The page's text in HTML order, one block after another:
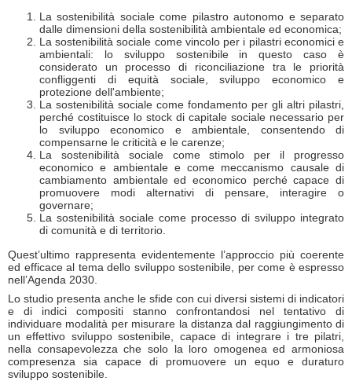
La sostenibilità sociale come pilastro autonomo e separato
dalle dimensioni della sostenibilità ambientale ed economica;
La sostenibilità sociale come vincolo per i pilastri economici e
ambientali: lo sviluppo sostenibile in questo caso è
considerato un processo di riconciliazione tra le priorità
confliggenti di equità sociale, sviluppo economico e
protezione dell'ambiente;
La sostenibilità sociale come fondamento per gli altri pilastri,
perché costituisce lo stock di capitale sociale necessario per
lo sviluppo economico e ambientale, consentendo di
compensarne le criticità e le carenze;
La sostenibilità sociale come stimolo per il progresso
economico e ambientale e come meccanismo causale di
cambiamento ambientale ed economico perché capace di
promuovere modi alternativi di pensare, interagire o
governare;
La sostenibilità sociale come processo di sviluppo integrato
di comunità e di territorio.
Quest’ultimo rappresenta evidentemente l’approccio più coerente
ed efficace al tema dello sviluppo sostenibile, per come è espresso
nell’Agenda 2030.
Lo studio presenta anche le sfide con cui diversi sistemi di indicatori
e di indici compositi stanno confrontandosi nel tentativo di
individuare modalità per misurare la distanza dal raggiungimento di
un effettivo sviluppo sostenibile, capace di integrare i tre pilatri,
nella consapevolezza che solo la loro omogenea ed armoniosa
compresenza sia capace di promuovere un equo e duraturo
sviluppo sostenibile.